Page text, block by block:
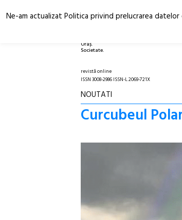
Oraș.
Societate.
revistă online
ISSN 3008-2986 ISSN-L 2069-721X
NOUTATI
Curcubeul
Ne-am actualizat Politica privind prelucrarea